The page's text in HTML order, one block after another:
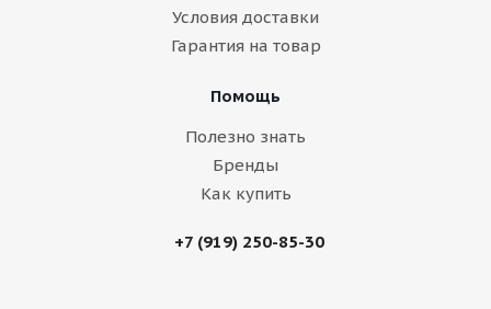
Условия доставки
Гарантия на товар
Помощь
Полезно знать
Бренды
Как купить
+7 (919) 250-85-30